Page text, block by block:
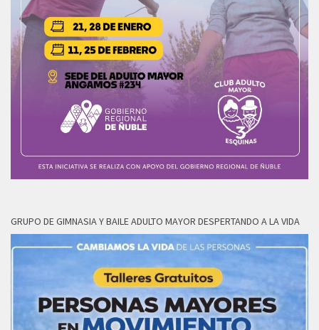
GRUPO DE GIMNASIA Y BAILE ADULTO MAYOR DESPERTANDO A LA VIDA